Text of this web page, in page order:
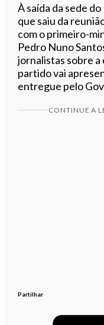
À saída da sede
que saiu da
com o primeiro-
Pedro Nuno
jornalistas sobre
partido vai
entregue pelo
CONTINUE A
Partilhar